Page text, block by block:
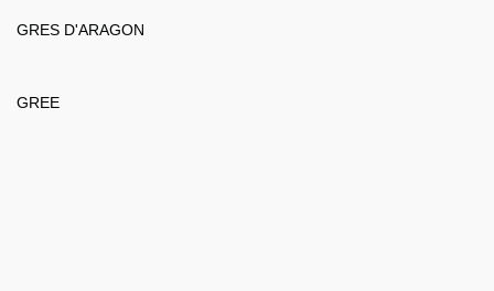
GRES D'ARAGON
GREE